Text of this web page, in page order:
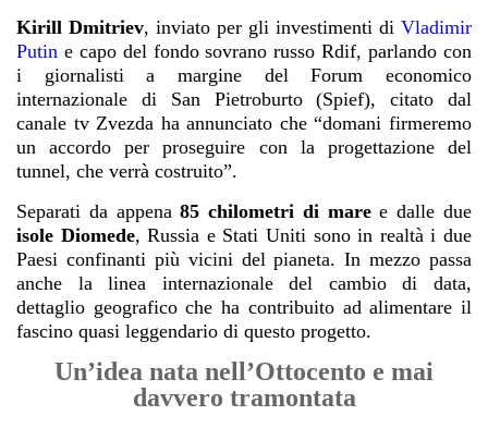
Kirill Dmitriev, inviato per gli investimenti di Vladimir
Putin e capo del fondo sovrano russo Rdif, parlando con
i giornalisti a margine del Forum economico
internazionale di San Pietroburto (Spief), citato dal
canale tv Zvezda ha annunciato che “domani firmeremo
un accordo per proseguire con la progettazione del
tunnel, che verrà costruito”.
Separati da appena85 chilometri di maree dalle due
isole Diomede, Russia e Stati Uniti sono in realtà i due
Paesi confinanti più vicini del pianeta. In mezzo passa
anche la linea internazionale del cambio di data,
dettaglio geografico che ha contribuito ad alimentare il
fascino quasi leggendario di questo progetto.
Un’idea nata nell’Ottocento e mai
davvero tramontata